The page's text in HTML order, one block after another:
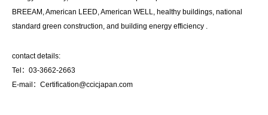
BREEAM, American LEED, American WELL, healthy buildings, national
standard green construction, and building energy efficiency .
contact details:
Tel：03-3662-2663
E-mail：Certification@ccicjapan.com